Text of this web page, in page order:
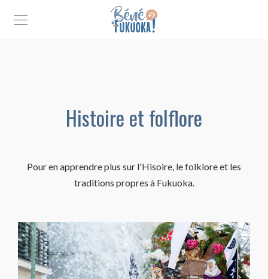
Histoire et folflore
Pour en apprendre plus sur l'Hisoire, le folklore et les
traditions propres à Fukuoka.